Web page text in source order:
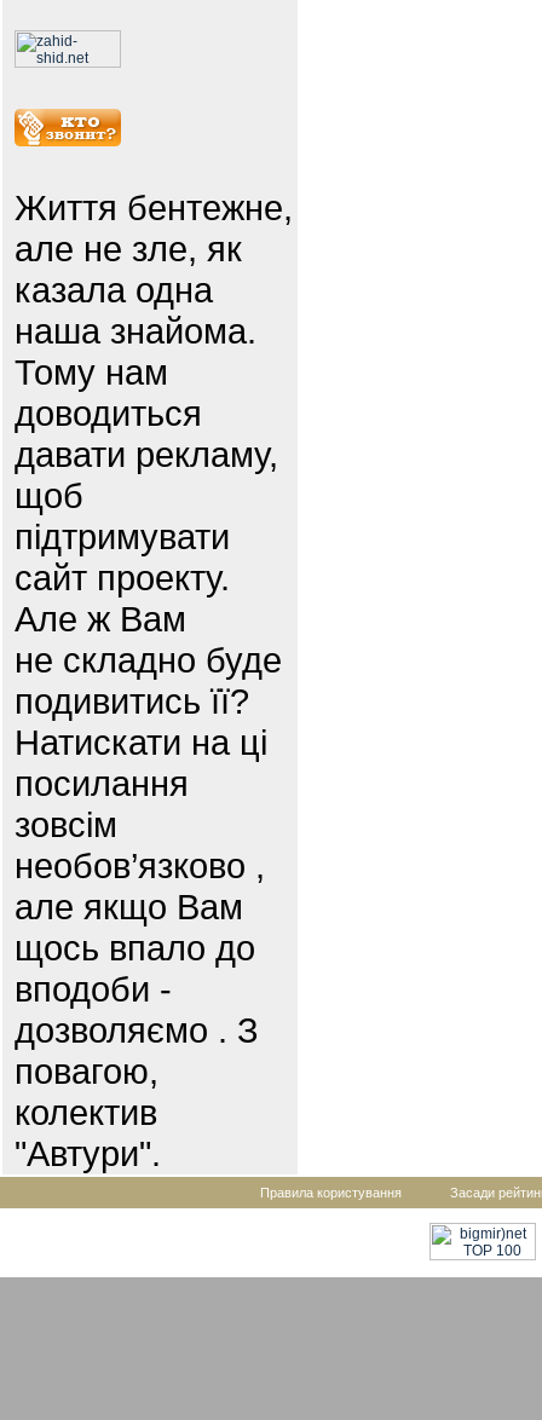
Життя бентежне,
але не зле, як
казала одна
наша знайома.
Тому нам
доводиться
давати рекламу,
щоб
підтримувати
сайт проекту.
Але ж Вам
не складно буде
подивитись її?
Натискати на ці
посилання
зовсім
необов’язково ,
але якщо Вам
щось впало до
вподоби -
дозволяємо . З
повагою,
колектив
"Автури".
Правила користування Засади